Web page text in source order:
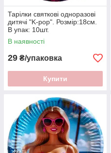
Тарілки святкові одноразові
дитячі "K-pop". Розмір:18см.
В упак: 10шт.
В наявності
29 ₴/упаковка
Купити